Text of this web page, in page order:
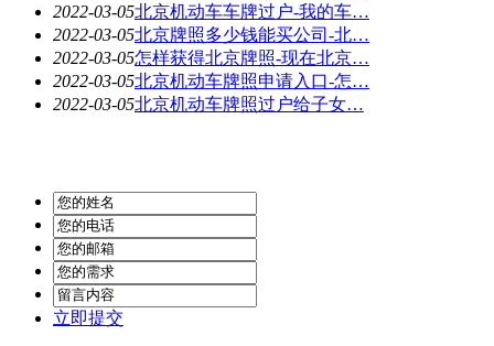
2022-03-05北京机动车车牌过户-我的车…
2022-03-05北京牌照多少钱能买公司-北…
2022-03-05怎样获得北京牌照-现在北京…
2022-03-05北京机动车牌照申请入口-怎…
2022-03-05北京机动车牌照过户给子女…
立即提交